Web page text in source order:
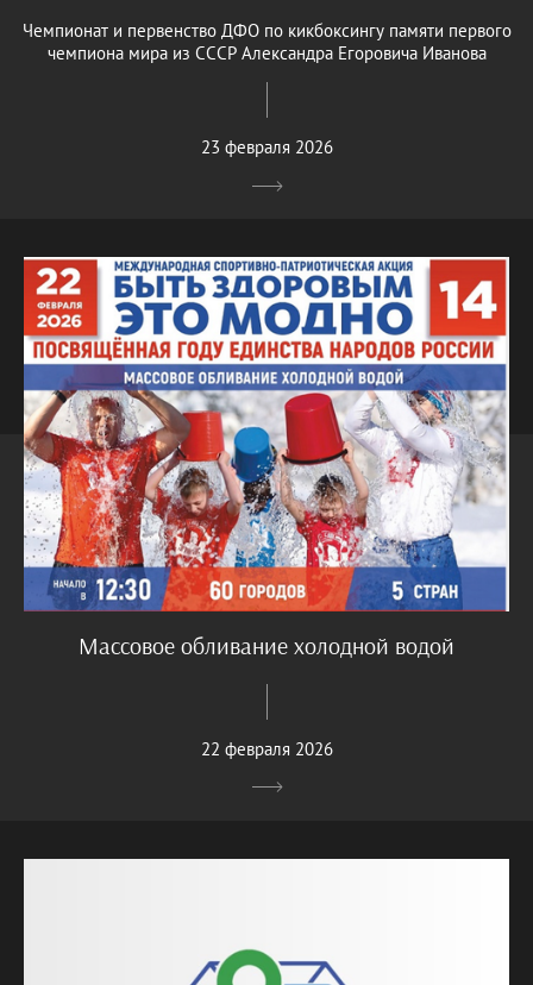
Чемпионат и первенство ДФО по кикбоксингу памяти первого
чемпиона мира из СССР Александра Егоровича Иванова
23 февраля 2026
Массовое обливание холодной водой
22 февраля 2026